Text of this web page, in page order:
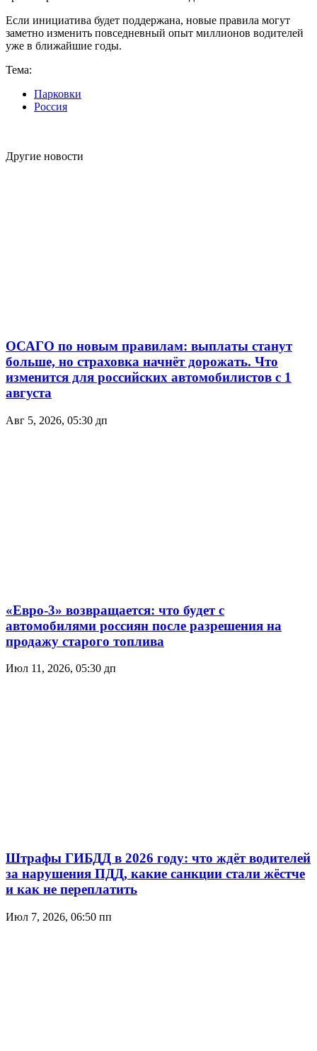
Если инициатива будет поддержана, новые правила могут
заметно изменить повседневный опыт миллионов водителей
уже в ближайшие годы.
Тема:
Парковки
Россия
Другие новости
ОСАГО по новым правилам: выплаты станут
больше, но страховка начнёт дорожать. Что
изменится для российских автомобилистов с 1
августа
Авг 5, 2026, 05:30 дп
«Евро-3» возвращается: что будет с
автомобилями россиян после разрешения на
продажу старого топлива
Июл 11, 2026, 05:30 дп
Штрафы ГИБДД в 2026 году: что ждёт водителей
за нарушения ПДД, какие санкции стали жёстче
и как не переплатить
Июл 7, 2026, 06:50 пп